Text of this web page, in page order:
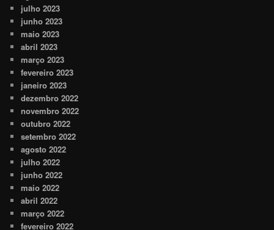
julho 2023
junho 2023
maio 2023
abril 2023
março 2023
fevereiro 2023
janeiro 2023
dezembro 2022
novembro 2022
outubro 2022
setembro 2022
agosto 2022
julho 2022
junho 2022
maio 2022
abril 2022
março 2022
fevereiro 2022